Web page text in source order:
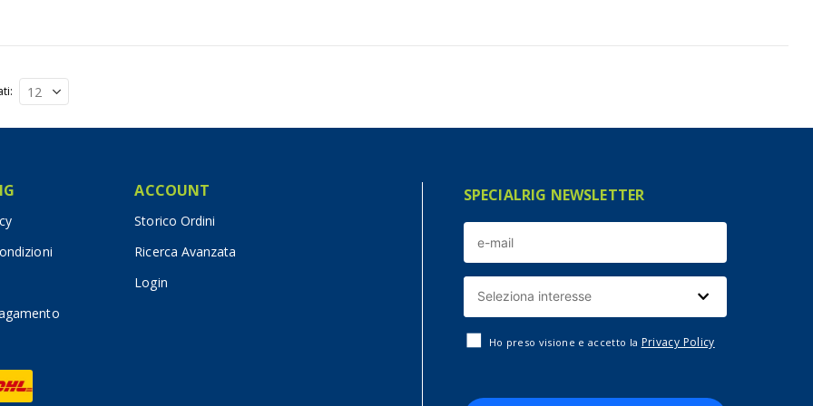
ACCOUNT
Storico Ordini
Ricerca Avanzata
Login
SPECIALRIG NEWSLETTER
Ho preso visione e accetto la Privacy Policy